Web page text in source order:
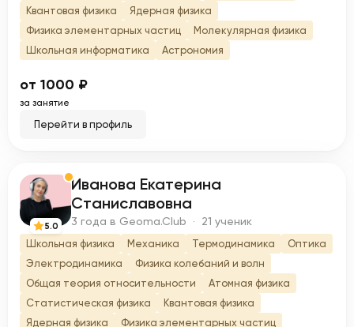
Квантовая физика
Ядерная физика
Физика элементарных частиц
Молекулярная физика
Школьная информатика
Астрономия
от 1000 ₽
за занятие
Перейти в профиль
И
5.0
Иванова Екатерина
Станиславовна
3 года в Geoma.Club · 21 ученик
Школьная физика Механика Термодинамика
Оптика
Электродинамика
Физика колебаний и волн
Общая теория относительности
Атомная физика
Статистическая физика
Квантовая физика
Ядерная физика
Физика элементарных частиц